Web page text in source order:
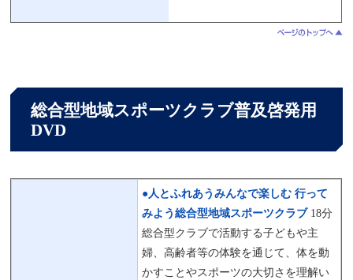
総合型地域スポーツクラブ普及啓発用
DVD
●人とふれあうみんなで楽しむ 行って
みよう総合型地域スポーツクラブ18分
総合型クラブで活動する子どもや主
婦、高齢者等の体験を通じて、体を動
かすことやスポーツの大切さを理解い